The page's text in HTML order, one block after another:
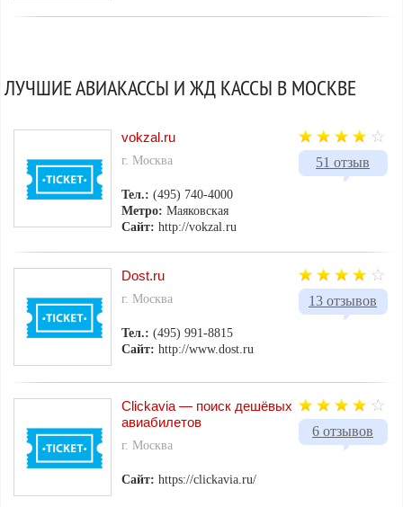
ЛУЧШИЕ АВИАКАССЫ И ЖД КАССЫ В МОСКВЕ
51 отзыв
vokzal.ru
г. Москва
Тел.:(495) 740-4000
Метро:Маяковская
Сайт: http://vokzal.ru
13 отзывов
Dost.ru
г. Москва
Тел.:(495) 991-8815
Сайт: http://www.dost.ru
6 отзывов
Clickavia — поиск дешёвых
авиабилетов
г. Москва
Сайт: https://clickavia.ru/